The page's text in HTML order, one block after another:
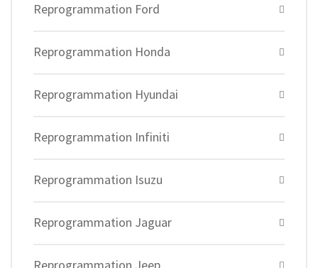
Reprogrammation Ford
Reprogrammation Honda
Reprogrammation Hyundai
Reprogrammation Infiniti
Reprogrammation Isuzu
Reprogrammation Jaguar